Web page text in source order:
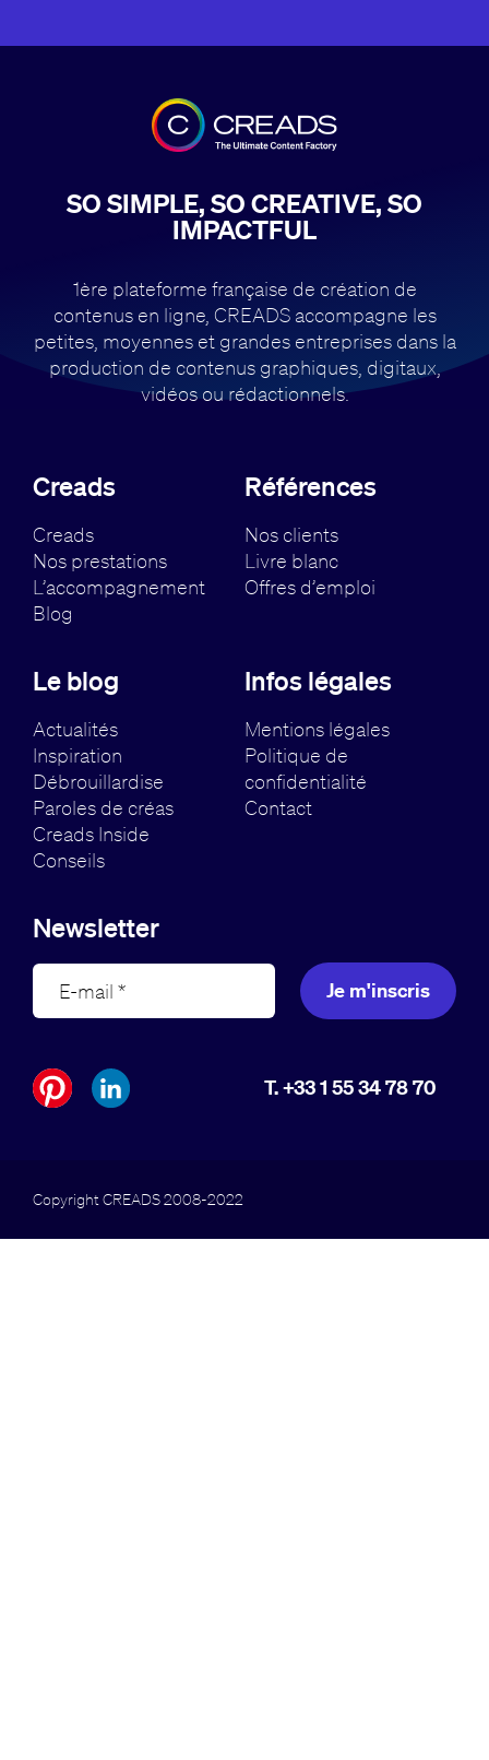
SO SIMPLE, SO CREATIVE, SO
IMPACTFUL
1ère plateforme française de création de
contenus en ligne, CREADS accompagne les
petites, moyennes et grandes entreprises dans la
production de contenus graphiques, digitaux,
vidéos ou rédactionnels.
Creads
Creads
Nos prestations
L’accompagnement
Blog
Références
Nos clients
Livre blanc
Offres d’emploi
Le blog
Actualités
Inspiration
Débrouillardise
Paroles de créas
Creads Inside
Conseils
Infos légales
Mentions légales
Politique de
confidentialité
Contact
Newsletter
Je m'inscris
T. +33 1 55 34 78 70
Copyright CREADS 2008-2022